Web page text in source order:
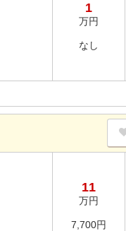
1
万円
なし
11
万円
7,700円